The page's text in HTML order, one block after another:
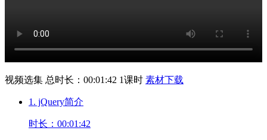
视频选集 总时长：00:01:42 1课时 素材下载
1. jQuery简介
时长：00:01:42